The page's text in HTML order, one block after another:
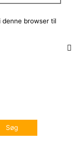
denne browser til